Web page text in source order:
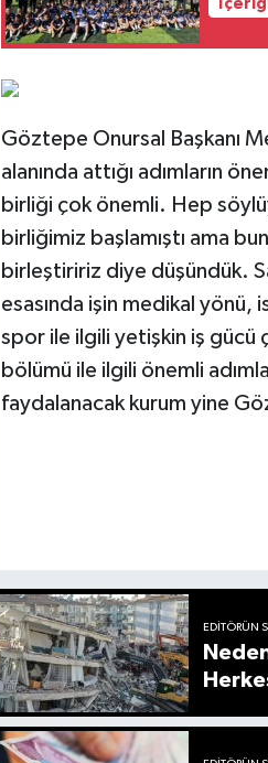
Göztepe Onursal Başkanı
alanında attığı adımların
birliği çok önemli. Hep
birliğimiz başlamıştı ama
birleştiririz diye düşündük.
esasında işin medikal
spor ile ilgili yetişkin iş gücü
bölümü ile ilgili önemli
faydalanacak kurum yine
EDITÖRÜN